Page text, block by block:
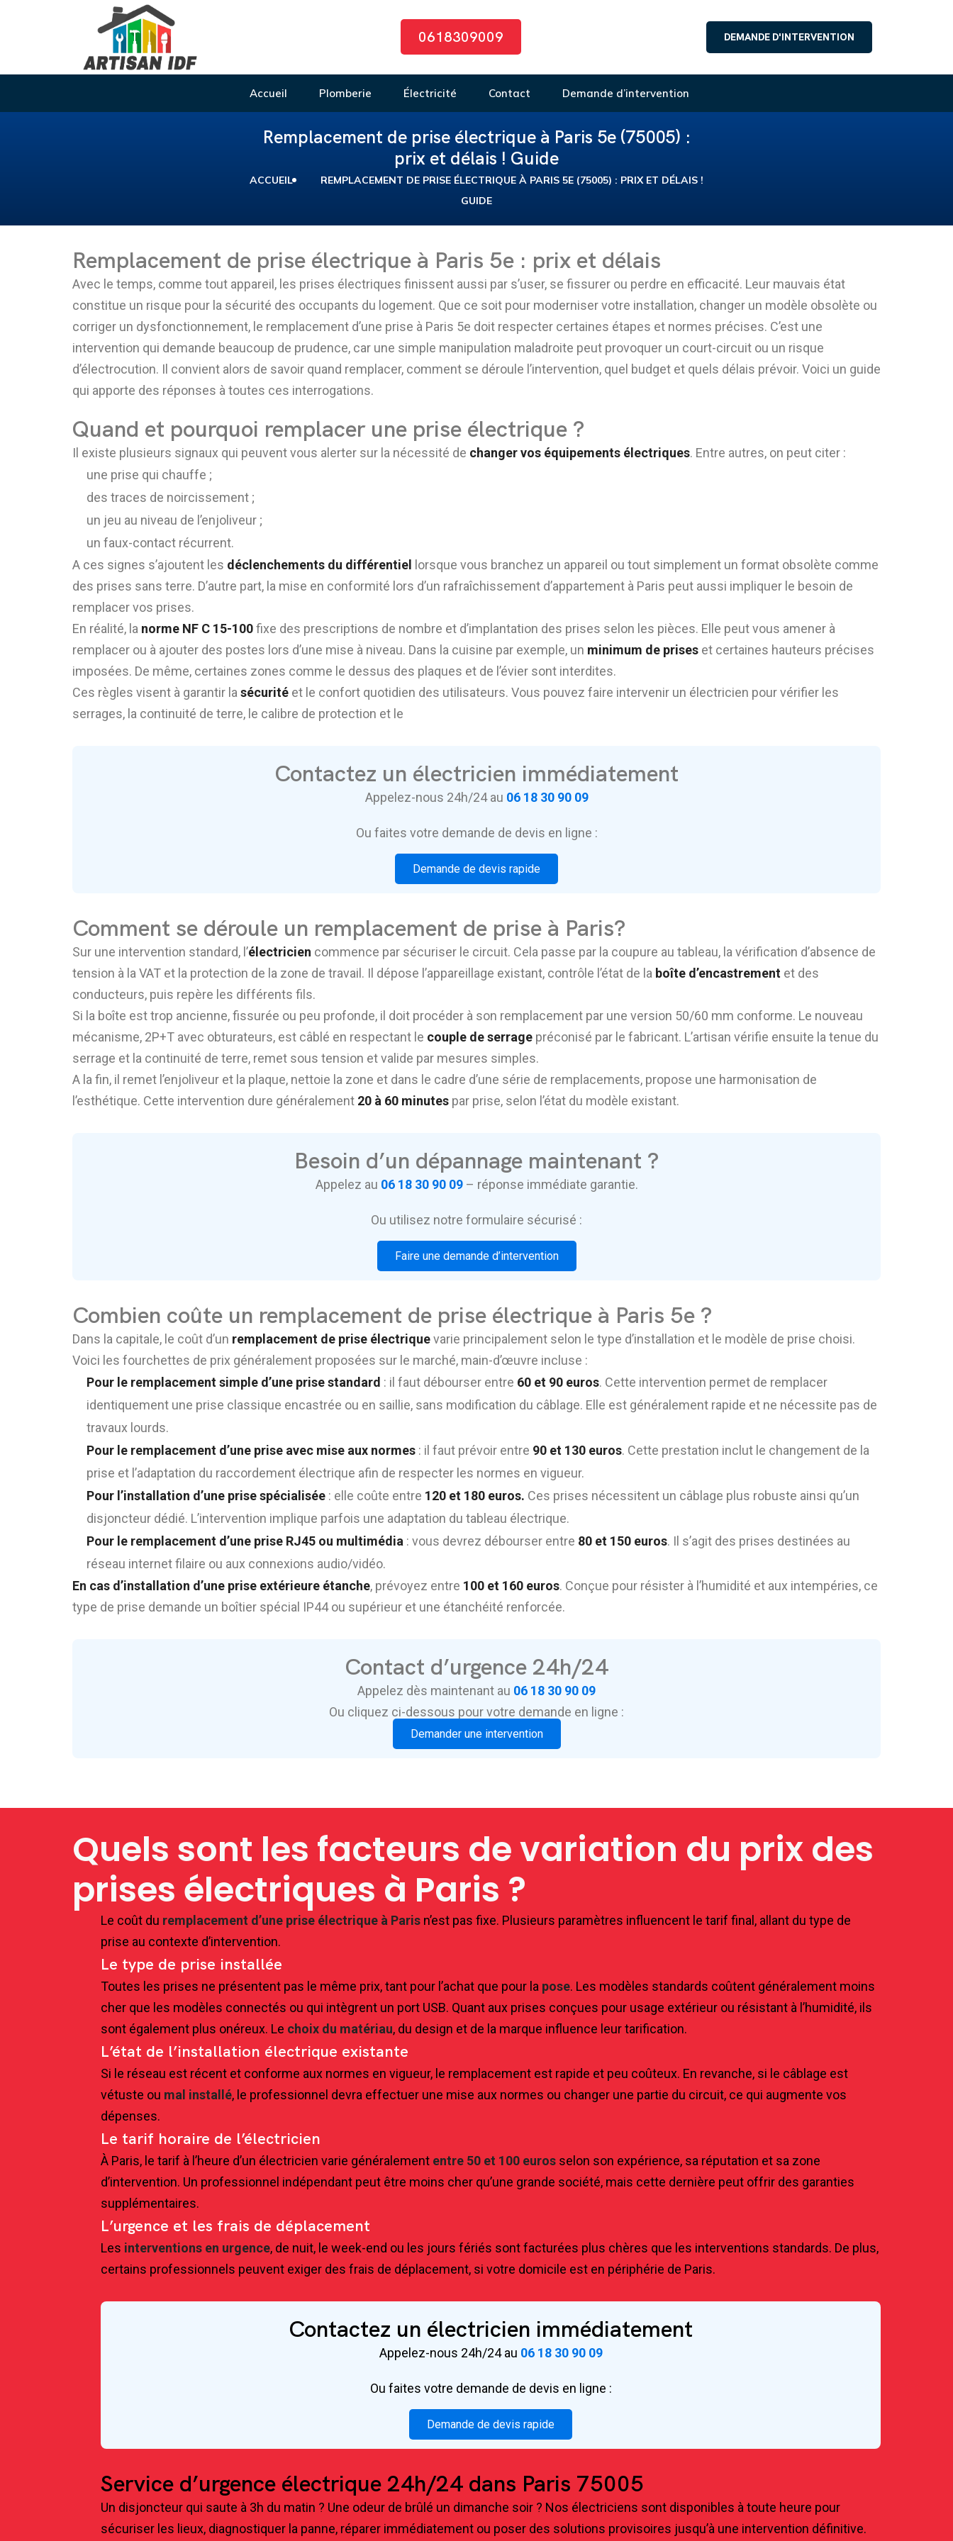
0618309009 DEMANDE D'INTERVENTION
Accueil Plomberie Électricité Contact Demande d’intervention
Remplacement de prise électrique à Paris 5e (75005) :
prix et délais ! Guide
ACCUEIL
REMPLACEMENT DE PRISE ÉLECTRIQUE À PARIS 5E (75005) : PRIX ET DÉLAIS !
GUIDE
Remplacement de prise électrique à Paris 5e : prix et délais
Avec le temps, comme tout appareil, les prises électriques finissent aussi par s’user, se fissurer ou perdre en efficacité. Leur mauvais état
constitue un risque pour la sécurité des occupants du logement. Que ce soit pour moderniser votre installation, changer un modèle obsolète ou
corriger un dysfonctionnement, le remplacement d’une prise à Paris 5e doit respecter certaines étapes et normes précises. C’est une
intervention qui demande beaucoup de prudence, car une simple manipulation maladroite peut provoquer un court-circuit ou un risque
d’électrocution. Il convient alors de savoir quand remplacer, comment se déroule l’intervention, quel budget et quels délais prévoir. Voici un guide
qui apporte des réponses à toutes ces interrogations.
Quand et pourquoi remplacer une prise électrique ?
Il existe plusieurs signaux qui peuvent vous alerter sur la nécessité de changer vos équipements électriques. Entre autres, on peut citer :
une prise qui chauffe ;
des traces de noircissement ;
un jeu au niveau de l’enjoliveur ;
un faux-contact récurrent.
A ces signes s’ajoutent les déclenchements du différentiel lorsque vous branchez un appareil ou tout simplement un format obsolète comme
des prises sans terre. D’autre part, la mise en conformité lors d’un rafraîchissement d’appartement à Paris peut aussi impliquer le besoin de
remplacer vos prises.
En réalité, la norme NF C 15-100fixe des prescriptions de nombre et d’implantation des prises selon les pièces. Elle peut vous amener à
remplacer ou à ajouter des postes lors d’une mise à niveau. Dans la cuisine par exemple, un minimum de prises et certaines hauteurs précises
imposées. De même, certaines zones comme le dessus des plaques et de l’évier sont interdites.
Ces règles visent à garantir la sécurité et le confort quotidien des utilisateurs. Vous pouvez faire intervenir un électricien pour vérifier les
serrages, la continuité de terre, le calibre de protection et le
Contactez un électricien immédiatement
Appelez-nous 24h/24 au 06 18 30 90 09
Ou faites votre demande de devis en ligne :
Demande de devis rapide
Comment se déroule un remplacement de prise à Paris?
Sur une intervention standard, l’électricien commence par sécuriser le circuit. Cela passe par la coupure au tableau, la vérification d’absence de
tension à la VAT et la protection de la zone de travail. Il dépose l’appareillage existant, contrôle l’état de la boîte d’encastrement et des
conducteurs, puis repère les différents fils.
Si la boîte est trop ancienne, fissurée ou peu profonde, il doit procéder à son remplacement par une version 50/60 mm conforme. Le nouveau
mécanisme, 2P+T avec obturateurs, est câblé en respectant le couple de serrage préconisé par le fabricant. L’artisan vérifie ensuite la tenue du
serrage et la continuité de terre, remet sous tension et valide par mesures simples.
A la fin, il remet l’enjoliveur et la plaque, nettoie la zone et dans le cadre d’une série de remplacements, propose une harmonisation de
l’esthétique. Cette intervention dure généralement 20 à 60 minutes par prise, selon l’état du modèle existant.
Besoin d’un dépannage maintenant ?
Appelez au 06 18 30 90 09– réponse immédiate garantie.
Ou utilisez notre formulaire sécurisé :
Faire une demande d’intervention
Combien coûte un remplacement de prise électrique à Paris 5e ?
Dans la capitale, le coût d’un remplacement de prise électriquevarie principalement selon le type d’installation et le modèle de prise choisi.
Voici les fourchettes de prix généralement proposées sur le marché, main-d’œuvre incluse :
Pour le remplacement simple d’une prise standard : il faut débourser entre 60 et 90 euros. Cette intervention permet de remplacer
identiquement une prise classique encastrée ou en saillie, sans modification du câblage. Elle est généralement rapide et ne nécessite pas de
travaux lourds.
Pour le remplacement d’une prise avec mise aux normes : il faut prévoir entre 90 et 130 euros. Cette prestation inclut le changement de la
prise et l’adaptation du raccordement électrique afin de respecter les normes en vigueur.
Pour l’installation d’une prise spécialisée : elle coûte entre 120 et 180 euros. Ces prises nécessitent un câblage plus robuste ainsi qu’un
disjoncteur dédié. L’intervention implique parfois une adaptation du tableau électrique.
Pour le remplacement d’une prise RJ45 ou multimédia : vous devrez débourser entre 80 et 150 euros. Il s’agit des prises destinées au
réseau internet filaire ou aux connexions audio/vidéo.
En cas d’installation d’une prise extérieure étanche, prévoyez entre 100 et 160 euros. Conçue pour résister à l’humidité et aux intempéries, ce
type de prise demande un boîtier spécial IP44 ou supérieur et une étanchéité renforcée.
Contact d’urgence 24h/24
Appelez dès maintenant au 06 18 30 90 09
Ou cliquez ci-dessous pour votre demande en ligne :
Demander une intervention
Quels sont les facteurs de variation du prix des
prises électriques à Paris ?
Le coût du remplacement d’une prise électrique à Paris n’est pas fixe. Plusieurs paramètres influencent le tarif final, allant du type de
prise au contexte d’intervention.
Le type de prise installée
Toutes les prises ne présentent pas le même prix, tant pour l’achat que pour la pose. Les modèles standards coûtent généralement moins
cher que les modèles connectés ou qui intègrent un port USB. Quant aux prises conçues pour usage extérieur ou résistant à l’humidité, ils
sont également plus onéreux. Le choix du matériau, du design et de la marque influence leur tarification.
L’état de l’installation électrique existante
Si le réseau est récent et conforme aux normes en vigueur, le remplacement est rapide et peu coûteux. En revanche, si le câblage est
vétuste ou mal installé, le professionnel devra effectuer une mise aux normes ou changer une partie du circuit, ce qui augmente vos
dépenses.
Le tarif horaire de l’électricien
À Paris, le tarif à l’heure d’un électricien varie généralement entre 50 et 100 euros selon son expérience, sa réputation et sa zone
d’intervention. Un professionnel indépendant peut être moins cher qu’une grande société, mais cette dernière peut offrir des garanties
supplémentaires.
L’urgence et les frais de déplacement
Les interventions en urgence, de nuit, le week-end ou les jours fériés sont facturées plus chères que les interventions standards. De plus,
certains professionnels peuvent exiger des frais de déplacement, si votre domicile est en périphérie de Paris.
Contactez un électricien immédiatement
Appelez-nous 24h/24 au 06 18 30 90 09
Ou faites votre demande de devis en ligne :
Demande de devis rapide
Service d’urgence électrique 24h/24 dans Paris 75005
Un disjoncteur qui saute à 3h du matin ? Une odeur de brûlé un dimanche soir ? Nos électriciens sont disponibles à toute heure pour
sécuriser les lieux, diagnostiquer la panne, réparer immédiatement ou poser des solutions provisoires jusqu’à une intervention définitive.